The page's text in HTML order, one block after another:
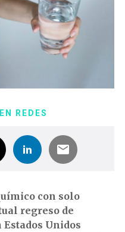
REDES
con solo
regreso de
Unidos